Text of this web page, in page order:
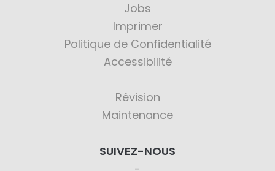
Jobs
Imprimer
Politique de Confidentialité
Accessibilité
Révision
Maintenance
SUIVEZ-NOUS